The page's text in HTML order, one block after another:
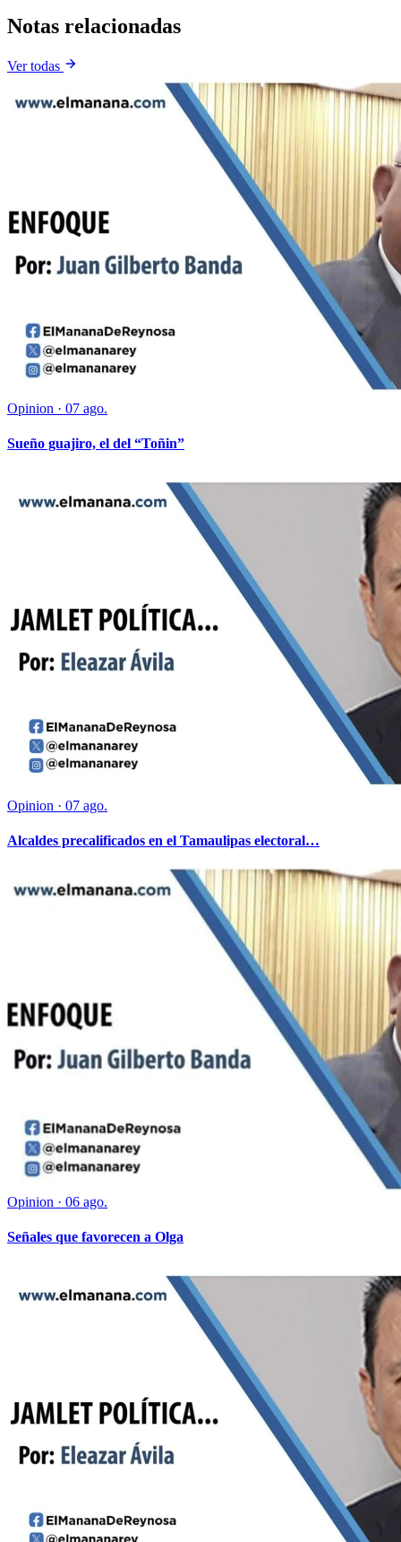
Notas relacionadas
Ver todas
Opinion · 07 ago.
Sueño guajiro, el del “Toñin”
Opinion · 07 ago.
Alcaldes precalificados en el Tamaulipas electoral…
Opinion · 06 ago.
Señales que favorecen a Olga